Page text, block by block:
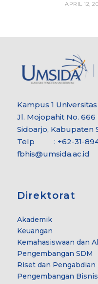
APRIL 12,
Kampus 1
Jl. Mojopahit No. 666
Sidoarjo, Kabupaten
Telp : +62-31-
fbhis@umsida.ac.id
Direktorat
Akademik
Keuangan
Kemahasiswaan dan
Pengembangan SDM
Riset dan Pengabdian
Pengembangan